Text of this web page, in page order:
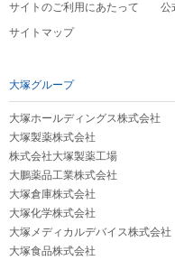
サイトのご利用にあたって
公
サイトマップ
大塚グループ
大塚ホールディングス株式会社
大塚製薬株式会社
株式会社大塚製薬工場
大鵬薬品工業株式会社
大塚倉庫株式会社
大塚化学株式会社
大塚メディカルデバイス株式会社
大塚食品株式会社